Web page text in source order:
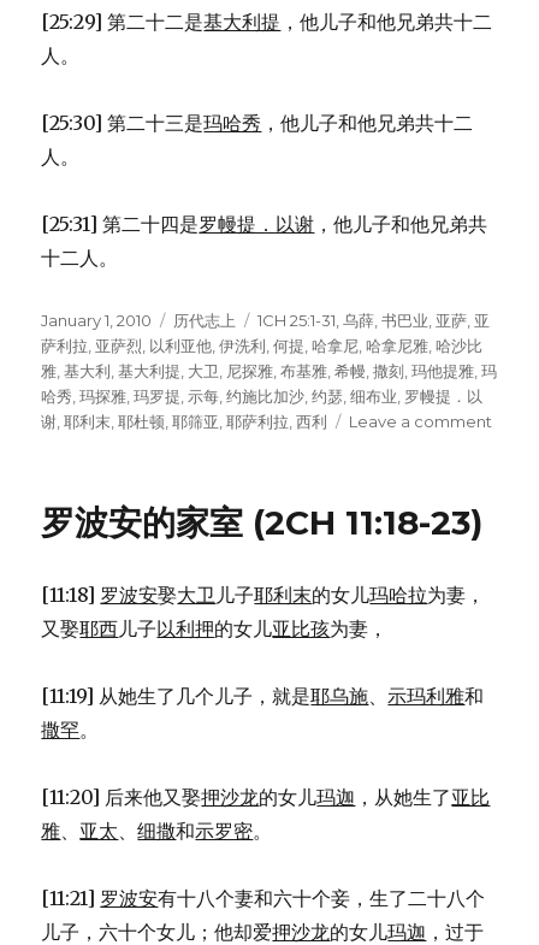
[25:29] 第二十二是基大利提 ，他儿子和他兄弟共十二
人。
[25:30] 第二十三是玛哈秀 ，他儿子和他兄弟共十二
人。
[25:31] 第二十四是罗幔提．以谢 ，他儿子和他兄弟共
十二人。
Posted
on
January 1, 2010 Categories
历代志上 Tags
1CH 25:1-31 ,乌薛 ,书巴业 亚萨 亚
萨利拉 亚萨烈 以利亚他 ,伊洗利 ,何提 ,哈拿尼 ,哈拿尼雅 ,哈沙比
雅 ,基大利 ,基大利提 大卫 尼探雅 ,布基雅 ,希幔 ,撒刻 ,玛他提雅 ,玛
哈秀 ,玛探雅 ,玛罗提 示每 ,约施比加沙 ,约瑟 ,细布业 罗幔提．以
谢 ,耶利末 ,耶杜顿 ,耶筛亚 ,耶萨利拉 ,西利 Leave a comment
罗波安的家室 (2CH 11:18-23)
[11:18] 罗波安娶大卫 儿子耶利末的女儿玛哈拉为妻，
又娶耶西儿子以利押的女儿亚比孩为妻，
[11:19] 从她生了几个儿子，就是耶乌施、示玛利雅和
撒罕。
[11:20] 后来他又娶押沙龙的女儿玛迦 ，从她生了亚比
雅、 亚太、细撒和示罗密。
[11:21] 罗波安有十八个妻和六十个妾，生了二十八个
儿子，六十个女儿；他却爱押沙龙的女儿玛迦 ，过于